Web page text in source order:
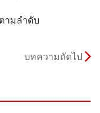
ามลำดับ
บทความถัดไป